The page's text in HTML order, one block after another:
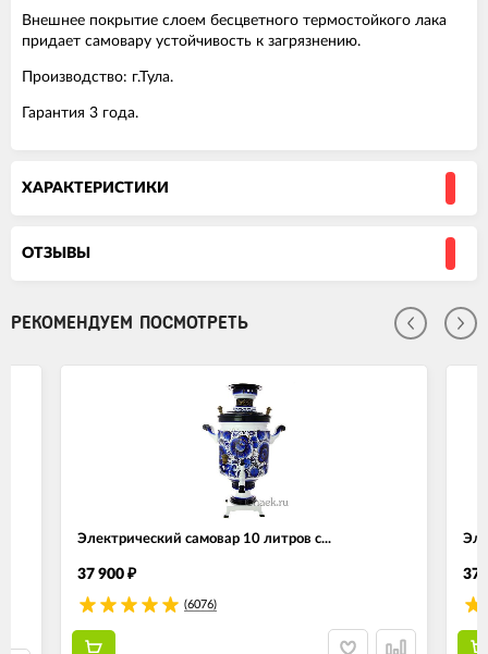
Внешнее покрытие слоем бесцветного термостойкого лака
придает самовару устойчивость к загрязнению.
Производство: г.Тула.
Гарантия 3 года.
ХАРАКТЕРИСТИКИ
ОТЗЫВЫ
РЕКОМЕНДУЕМ ПОСМОТРЕТЬ
Электрический самовар 10 литров с...
37 900 ₽
(6076)
37